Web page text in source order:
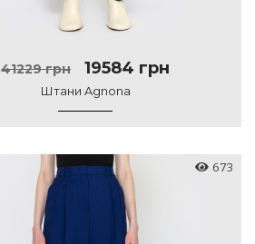
41229 грн 19584 грн
Штани Agnona
673